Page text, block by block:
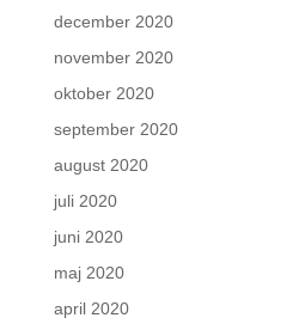
december 2020
november 2020
oktober 2020
september 2020
august 2020
juli 2020
juni 2020
maj 2020
april 2020